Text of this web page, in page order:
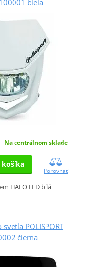
biela
Na centrálnom sklade
košíka
Porovnať
HALO LED bílá
POLISPORT
čierna